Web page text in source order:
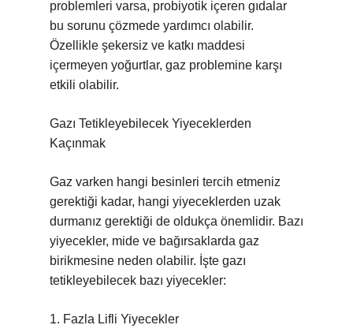
problemleri varsa, probiyotik içeren gıdalar
bu sorunu çözmede yardımcı olabilir.
Özellikle şekersiz ve katkı maddesi
içermeyen yoğurtlar, gaz problemine karşı
etkili olabilir.
Gazı Tetikleyebilecek Yiyeceklerden
Kaçınmak
Gaz varken hangi besinleri tercih etmeniz
gerektiği kadar, hangi yiyeceklerden uzak
durmanız gerektiği de oldukça önemlidir. Bazı
yiyecekler, mide ve bağırsaklarda gaz
birikmesine neden olabilir. İşte gazı
tetikleyebilecek bazı yiyecekler:
1. Fazla Lifli Yiyecekler